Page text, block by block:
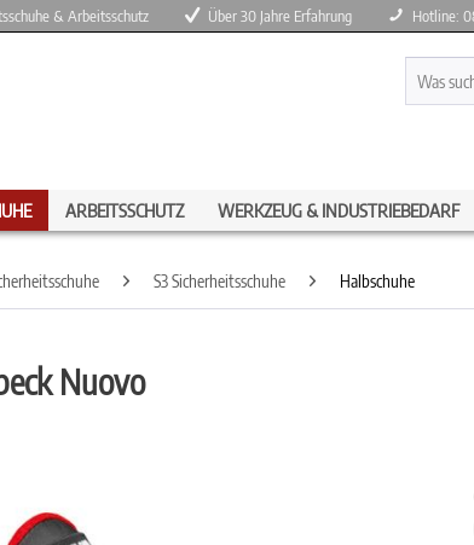
& Arbeitsschutz Über 30 Jahre Erfahrung Hotline:
ARBEITSSCHUTZ WERKZEUG & INDUSTRIEBEDARF
S3 Sicherheitsschuhe Halbschuhe
Nuovo